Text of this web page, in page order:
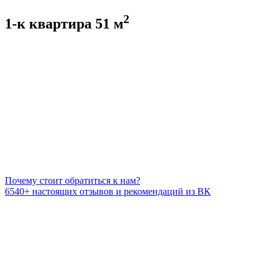
1-к квартира 51 м2
Почему стоит обратиться к нам?
6540+ настоящих отзывов и рекомендаций из ВК